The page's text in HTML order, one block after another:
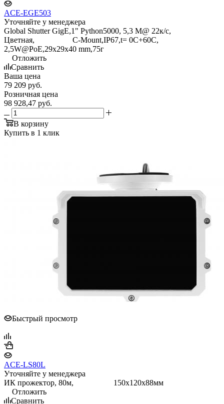
ACE-EGE503
Уточняйте у менеджера
Global Shutter GigE,1" Python5000, 5,3 M@ 22к/с,
Цветная, C-Mount,IP67,t= 0С+60C,
2,5W@PoE,29x29x40 mm,75г
Отложить
Сравнить
Ваша цена
79 209 руб.
Розничная цена
98 928,47 руб.
В корзину
Купить в 1 клик
Быстрый просмотр
ACE-LS80L
Уточняйте у менеджера
ИК прожектор, 80м, 150x120x88мм
Отложить
Сравнить